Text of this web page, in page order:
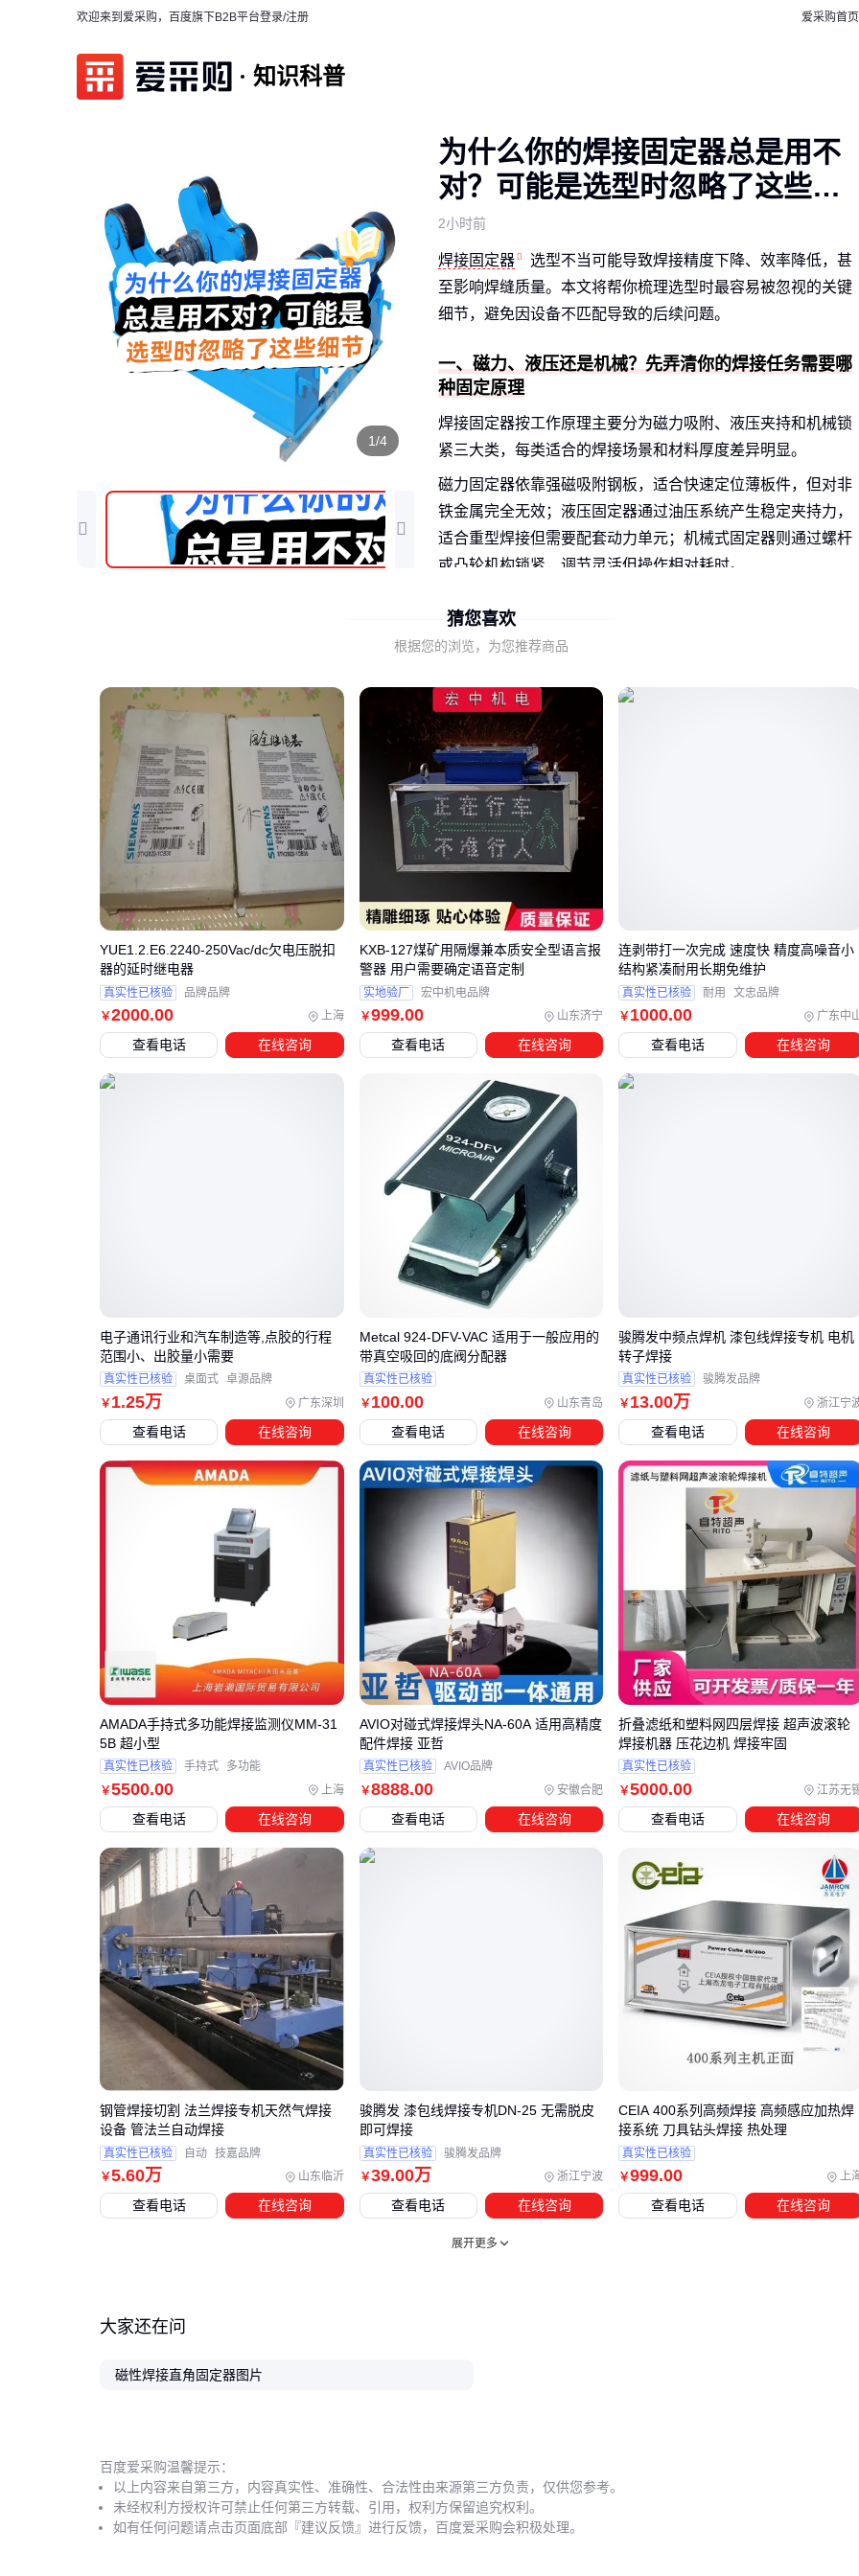
欢迎来到爱采购，百度旗下B2B平台登录/注册 爱采购首页
知识科普
1/4
为什么你的焊接固定器总是用不
对？可能是选型时忽略了这些细
节
2小时前
焊接固定器
选型不当可能导致焊接精度下降、效率降低，甚
至影响焊缝质量。本文将帮你梳理选型时最容易被忽视的关键
细节，避免因设备不匹配导致的后续问题。
一、磁力、液压还是机械？先弄清你的焊接任务需要哪
种固定原理
焊接固定器按工作原理主要分为磁力吸附、液压夹持和机械锁
紧三大类，每类适合的焊接场景和材料厚度差异明显。
磁力固定器依靠强磁吸附钢板，适合快速定位薄板件，但对非
铁金属完全无效；液压固定器通过油压系统产生稳定夹持力，
适合重型焊接但需要配套动力单元；机械式固定器则通过螺杆
或凸轮机构锁紧，调节灵活但操作相对耗时。
2mm以下碳钢板优先考虑
大型结构件建议搭配液压系统使用
二、负载能力和调节范围，比外观尺寸更值得关注的参
数
焊接固定器的实际性能不能仅凭外观尺寸判断，两个核心参数
直接影响使用效果：最大负载能力决定能稳定固定多重的工
件，调节范围则影响能适配的工件厚度和角度变化。
或大电流焊接时；而调节范围小的固定器可能无法兼容不同批
次的工件尺寸波动，需要频繁更换夹具。
建议根据最厚工件重量增加安全余量选择负载能力，同时确认
固定器的开合行程能覆盖工件厚度变化范围。管道焊接等特殊
场景还需关注固定器内侧弧度是否匹配管径。
三、管道焊接和板材焊接，该选哪种固定器？
焊接固定器的选型核心在于匹配工件形状和焊接工艺需求。不
同场景对固定器的稳定性、调节范围和承载能力要求差异明
管道焊接：需要配合环形焊缝的旋转功能，优先考虑带变频
调速的焊接滚轮架
板材平焊：侧重平面固定和角度微调，
合防变形夹具更灵活
多角度定位
焊接滚轮架的选择要特别注意滚轮材质与工件重量的匹配。重
型管道焊接建议选择双电机驱动的全自动型号，其承载能力更
强且转速更稳定；而轻型间歇作业可选用自调式滚轮架，性价
比更高且占地更小。
对于需要频繁更换工件的车间，可调式 焊接辅助支架
固定支架更实用。通过螺钉调节或液压快速锁紧机构，能显著
减少不同批次工件的准备时间。这类设备通常配合磁力焊接固
定器
使用，形成模块化工作站。
当焊接机器人参与作业时， 气动焊接固定器 和专用焊接机器
人夹具
的响应速度优势就会显现。这类设备需要与变位机协
同工作，确保程序化控制的精度。
四、为什么单靠焊接固定器无法发挥最大效能？
焊接固定器虽然是核心设备，但实际作业中常因忽略配套设备
而影响整体效率。例如，在连续焊接作业时，焊丝受潮会导致
焊缝质量下降，此时搭配焊丝烘干箱能有效避免气孔和裂纹缺
移动式焊接烟尘净化器
则能改善
配套设备的选择需遵循两个原则：一是与主设备的兼容性，如
变位机承重需匹配固定器夹持能力；二是场景适配性，例如管
道焊接优先考虑带自锁功能的滚轮支架。 防护类配件如自动变
阻燃绝缘PVC软板
也应纳入采购清单，它们
五、哪些操作细节会让焊接固定器寿命减半？
安装调试阶段最常见的误区是过度依赖固定器自锁功能。实际
使用时，应先手动预紧夹具再启动液压系统，否则长期超负荷
运行会加速密封件老化。 定期清理轨道残留焊渣也至关重要，
耐高温陶瓷焊接垫
是否磨损，或尝试更换
善操作手感。
猜您喜欢
根据您的浏览，为您推荐商品
￥2000.00 上海
YUE1.2.E6.2240-250Vac/dc欠电压脱扣
器的延时继电器
真实性已核验 品牌品牌
查看电话 在线咨询
￥999.00 山东济宁
KXB-127煤矿用隔爆兼本质安全型语言报
警器 用户需要确定语音定制
实地验厂 宏中机电品牌
查看电话 在线咨询
￥ 1000.00 广东中
连剥带打一次完成 速度快 精度高噪音小
结构紧凑耐用长期免维护
真实性已核验 耐用 文忠品牌
查看电话 在线咨询
￥ 1.25万 广东深圳
电子通讯行业和汽车制造等,点胶的行程
范围小、出胶量小需要
真实性已核验 桌面式 卓源品牌
查看电话 在线咨询
￥ 100.00 山东青岛
Metcal 924-DFV-VAC 适用于一般应用的
带真空吸回的底阀分配器
真实性已核验
查看电话 在线咨询
￥ 13.00万 浙江宁
骏腾发中频点焊机 漆包线焊接专机 电机
转子焊接
真实性已核验 骏腾发品牌
查看电话 在线咨询
￥5500.00 上海
AMADA手持式多功能焊接监测仪MM-31
5B 超小型
真实性已核验 手持式 多功能
查看电话 在线咨询
￥8888.00 安徽合肥
AVIO对碰式焊接焊头NA-60A 适用高精度
配件焊接 亚哲
真实性已核验 AVIO品牌
查看电话 在线咨询
￥5000.00 江苏无
折叠滤纸和塑料网四层焊接 超声波滚轮
焊接机器 压花边机 焊接牢固
真实性已核验
查看电话 在线咨询
￥5.60万 山东临沂
钢管焊接切割 法兰焊接专机天然气焊接
设备 管法兰自动焊接
真实性已核验 自动 技嘉品牌
查看电话 在线咨询
￥39.00万 浙江宁波
骏腾发 漆包线焊接专机DN-25 无需脱皮
即可焊接
真实性已核验 骏腾发品牌
查看电话 在线咨询
￥999.00 上
CEIA 400系列高频焊接 高频感应加热焊
接系统 刀具钻头焊接 热处理
真实性已核验
查看电话 在线咨询
展开更多
大家还在问
磁性焊接直角固定器图片
百度爱采购温馨提示：
以上内容来自第三方，内容真实性、准确性、合法性由来源第三方负责，仅供您参考。
未经权利方授权许可禁止任何第三方转载、引用，权利方保留追究权利。
如有任何问题请点击页面底部『建议反馈』进行反馈，百度爱采购会积极处理。